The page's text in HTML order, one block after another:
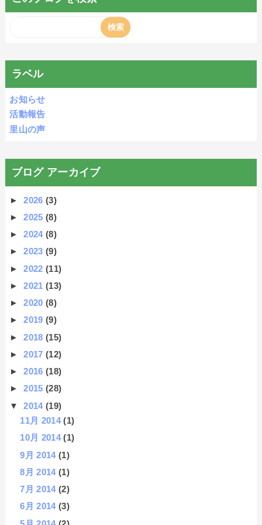
ラベル
お知らせ
活動報告
里山の声
ブログ アーカイブ
►2026(3)
►2025(8)
►2024(8)
►2023(9)
►2022(11)
►2021(13)
►2020(8)
►2019(9)
►2018(15)
►2017(12)
►2016(18)
►2015(28)
▼2014(19)
11月 2014(1)
10月 2014(1)
9月 2014(1)
8月 2014(1)
7月 2014(2)
6月 2014(3)